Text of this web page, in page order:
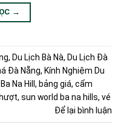
→
, Du Lịch Bà Nà, Du Lịch Đà
Đà Nẵng, Kính Nghiệm Du
Ba Na Hill , bảng giá, cẩm
, sun world ba na hills, vé
Để lại bình luận